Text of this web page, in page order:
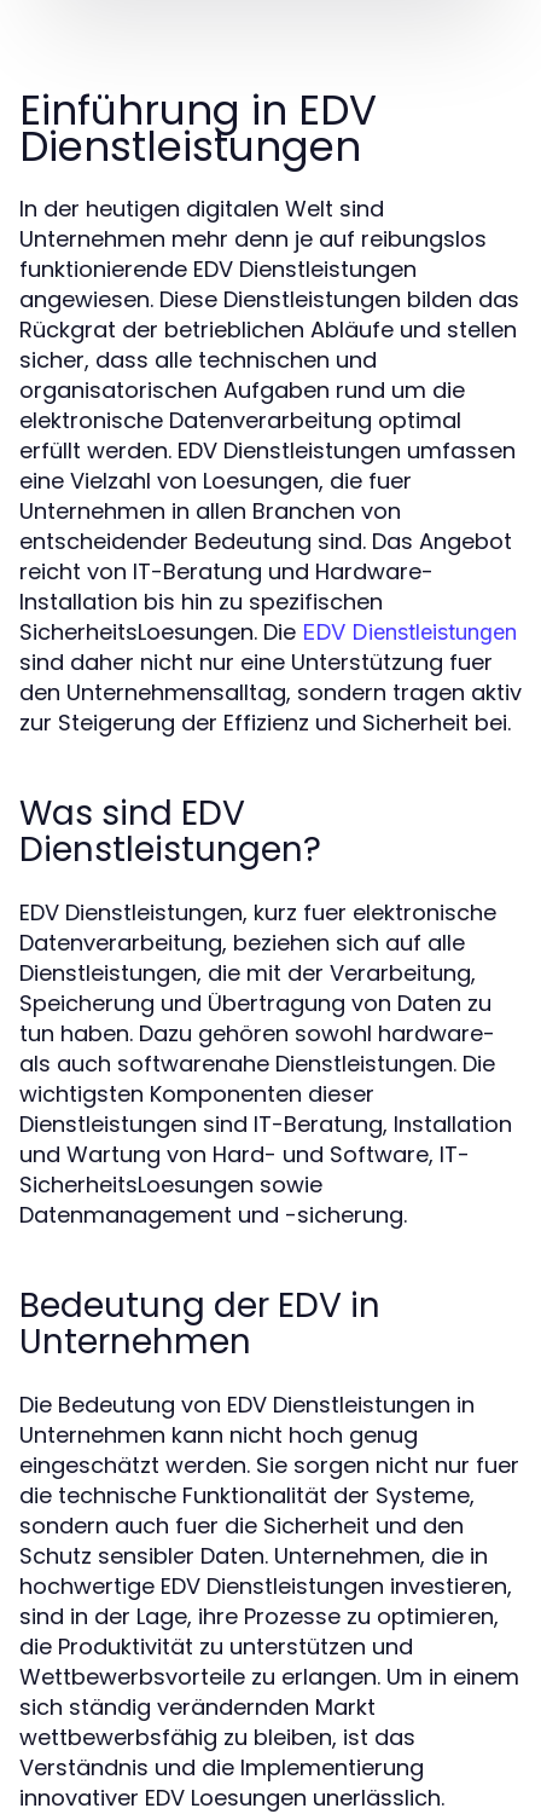
Einführung in EDV
Dienstleistungen
In der heutigen digitalen Welt sind
Unternehmen mehr denn je auf reibungslos
funktionierende EDV Dienstleistungen
angewiesen. Diese Dienstleistungen bilden das
Rückgrat der betrieblichen Abläufe und stellen
sicher, dass alle technischen und
organisatorischen Aufgaben rund um die
elektronische Datenverarbeitung optimal
erfüllt werden. EDV Dienstleistungen umfassen
eine Vielzahl von Loesungen, die fuer
Unternehmen in allen Branchen von
entscheidender Bedeutung sind. Das Angebot
reicht von IT-Beratung und Hardware-
Installation bis hin zu spezifischen
SicherheitsLoesungen. Die EDV Dienstleistungen
sind daher nicht nur eine Unterstützung fuer
den Unternehmensalltag, sondern tragen aktiv
zur Steigerung der Effizienz und Sicherheit bei.
Was sind EDV
Dienstleistungen?
EDV Dienstleistungen, kurz fuer elektronische
Datenverarbeitung, beziehen sich auf alle
Dienstleistungen, die mit der Verarbeitung,
Speicherung und Übertragung von Daten zu
tun haben. Dazu gehören sowohl hardware-
als auch softwarenahe Dienstleistungen. Die
wichtigsten Komponenten dieser
Dienstleistungen sind IT-Beratung, Installation
und Wartung von Hard- und Software, IT-
SicherheitsLoesungen sowie
Datenmanagement und -sicherung.
Bedeutung der EDV in
Unternehmen
Die Bedeutung von EDV Dienstleistungen in
Unternehmen kann nicht hoch genug
eingeschätzt werden. Sie sorgen nicht nur fuer
die technische Funktionalität der Systeme,
sondern auch fuer die Sicherheit und den
Schutz sensibler Daten. Unternehmen, die in
hochwertige EDV Dienstleistungen investieren,
sind in der Lage, ihre Prozesse zu optimieren,
die Produktivität zu unterstützen und
Wettbewerbsvorteile zu erlangen. Um in einem
sich ständig verändernden Markt
wettbewerbsfähig zu bleiben, ist das
Verständnis und die Implementierung
innovativer EDV Loesungen unerlässlich.